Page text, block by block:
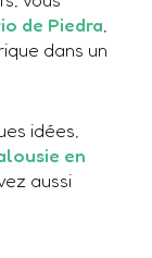
de Piedra
dans un
idées,
en
aussi